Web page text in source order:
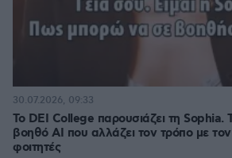
Το DEI College παρουσιάζει τη
βοηθό AI που αλλάζει τον τρόπο με
φοιτητές
30.07.2026, 09:33